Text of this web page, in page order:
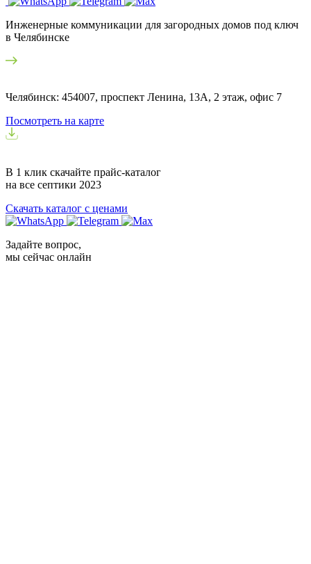
Инженерные коммуникации для загородных домов под ключ
в Челябинске
Челябинск: 454007, проспект Ленина, 13А, 2 этаж, офис 7
Посмотреть на карте
В 1 клик скачайте прайс-каталог
на все септики 2023
Скачать каталог с ценами
Задайте вопрос,
мы сейчас онлайн